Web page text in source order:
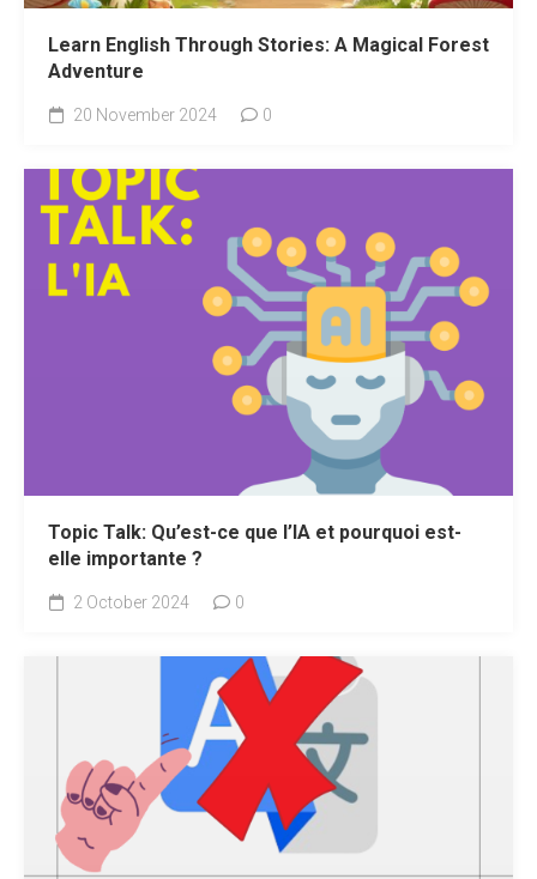
Learn English Through Stories: A Magical Forest
Adventure
20 November 2024 0
Topic Talk: Qu’est-ce que l’IA et pourquoi est-
elle importante ?
2 October 2024 0